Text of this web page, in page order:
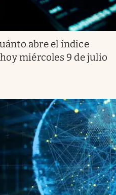
abre el índice
miércoles 9 de julio